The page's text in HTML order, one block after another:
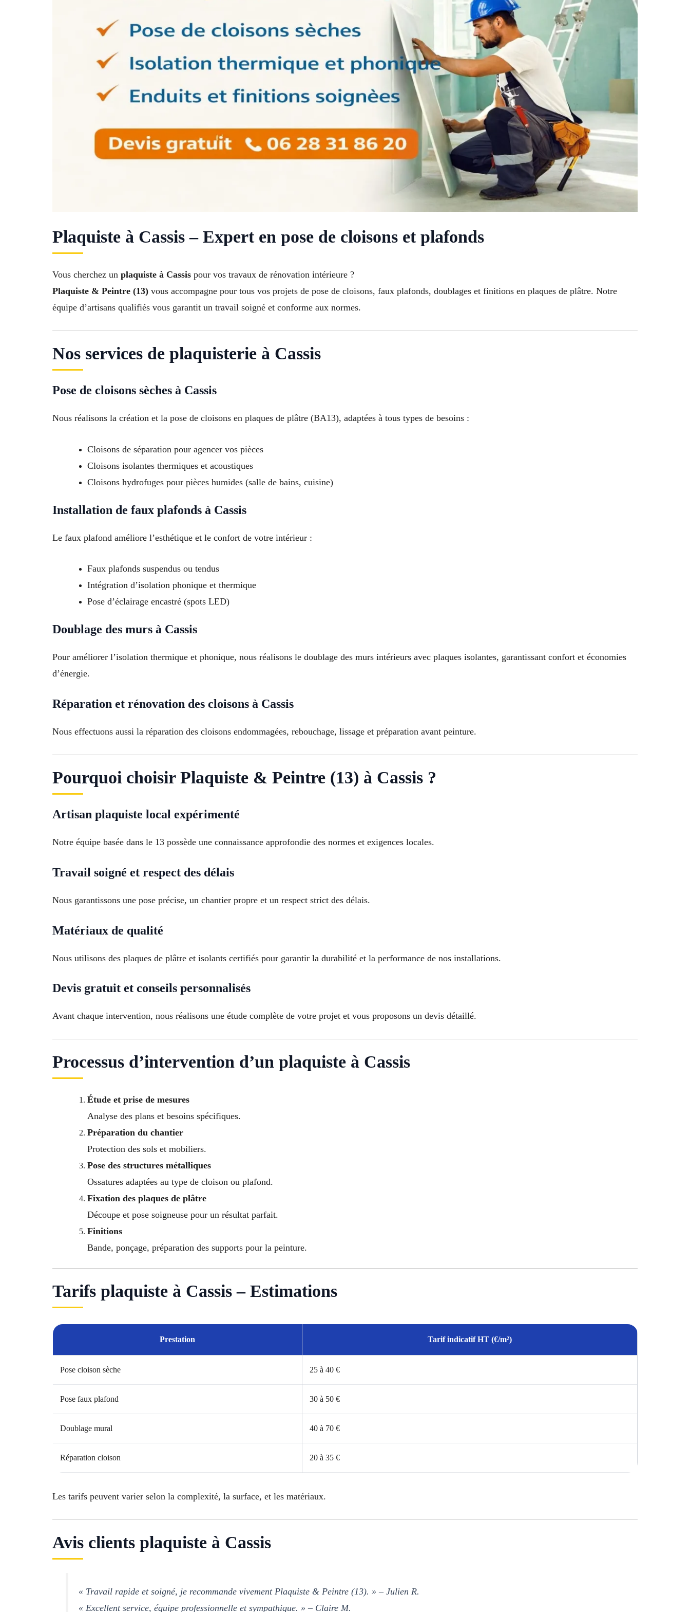
Plaquiste à Cassis – Expert en pose de cloisons et plafonds
Vous cherchez un plaquiste à Cassis pour vos travaux de rénovation intérieure ?
Plaquiste & Peintre (13) vous accompagne pour tous vos projets de pose de cloisons, faux plafonds, doublages et finitions en plaques de plâtre. Notre
équipe d’artisans qualifiés vous garantit un travail soigné et conforme aux normes.
Nos services de plaquisterie à Cassis
Pose de cloisons sèches à Cassis
Nous réalisons la création et la pose de cloisons en plaques de plâtre (BA13), adaptées à tous types de besoins :
Cloisons de séparation pour agencer vos pièces
Cloisons isolantes thermiques et acoustiques
Cloisons hydrofuges pour pièces humides (salle de bains, cuisine)
Installation de faux plafonds à Cassis
Le faux plafond améliore l’esthétique et le confort de votre intérieur :
Faux plafonds suspendus ou tendus
Intégration d’isolation phonique et thermique
Pose d’éclairage encastré (spots LED)
Doublage des murs à Cassis
Pour améliorer l’isolation thermique et phonique, nous réalisons le doublage des murs intérieurs avec plaques isolantes, garantissant confort et économies
d’énergie.
Réparation et rénovation des cloisons à Cassis
Nous effectuons aussi la réparation des cloisons endommagées, rebouchage, lissage et préparation avant peinture.
Pourquoi choisir Plaquiste & Peintre (13) à Cassis ?
Artisan plaquiste local expérimenté
Notre équipe basée dans le 13 possède une connaissance approfondie des normes et exigences locales.
Travail soigné et respect des délais
Nous garantissons une pose précise, un chantier propre et un respect strict des délais.
Matériaux de qualité
Nous utilisons des plaques de plâtre et isolants certifiés pour garantir la durabilité et la performance de nos installations.
Devis gratuit et conseils personnalisés
Avant chaque intervention, nous réalisons une étude complète de votre projet et vous proposons un devis détaillé.
Processus d’intervention d’un plaquiste à Cassis
Étude et prise de mesures
Analyse des plans et besoins spécifiques.
Préparation du chantier
Protection des sols et mobiliers.
Pose des structures métalliques
Ossatures adaptées au type de cloison ou plafond.
Fixation des plaques de plâtre
Découpe et pose soigneuse pour un résultat parfait.
Finitions
Bande, ponçage, préparation des supports pour la peinture.
Tarifs plaquiste à Cassis – Estimations
Prestation Tarif indicatif HT (€/m²)
Pose cloison sèche 25 à 40 €
Pose faux plafond 30 à 50 €
Doublage mural 40 à 70 €
Réparation cloison 20 à 35 €
Les tarifs peuvent varier selon la complexité, la surface, et les matériaux.
Avis clients plaquiste à Cassis
« Travail rapide et soigné, je recommande vivement Plaquiste & Peintre (13). » – Julien R.
« Excellent service, équipe professionnelle et sympathique. » – Claire M.